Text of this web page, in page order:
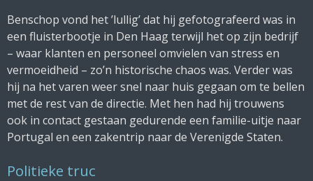
Benschop vond het ’lullig’ dat hij gefotografeerd was in
een fluisterbootje in Den Haag terwijl het op zijn bedrijf
– waar klanten en personeel omvielen van stress en
vermoeidheid – zo’n historische chaos was. Verder was
hij na het varen weer snel naar huis gegaan om te bellen
met de rest van de directie. Met hen had hij trouwens
ook in contact gestaan gedurende een familie-uitje naar
Portugal en een zakentrip naar de Verenigde Staten.
Politieke truc